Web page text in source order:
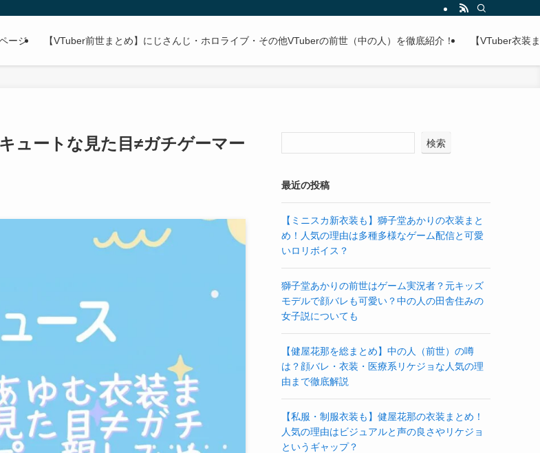
ージ 【VTuber前世まとめ】にじさんじ・ホロライブ・その他VTuberの前世（中の人）を徹底紹介！ 【VTuber衣装
ュートな見た目≠ガチゲーマー
検索
最近の投稿
【ミニスカ新衣装も】獅子堂あかりの衣装まと
め！人気の理由は多種多様なゲーム配信と可愛
いロリボイス？
獅子堂あかりの前世はゲーム実況者？元キッズ
モデルで顔バレも可愛い？中の人の田舎住みの
女子説についても
【健屋花那を総まとめ】中の人（前世）の噂
は？顔バレ・衣装・医療系リケジョな人気の理
由まで徹底解説
【私服・制服衣装も】健屋花那の衣装まとめ！
人気の理由はビジュアルと声の良さやリケジョ
というギャップ？